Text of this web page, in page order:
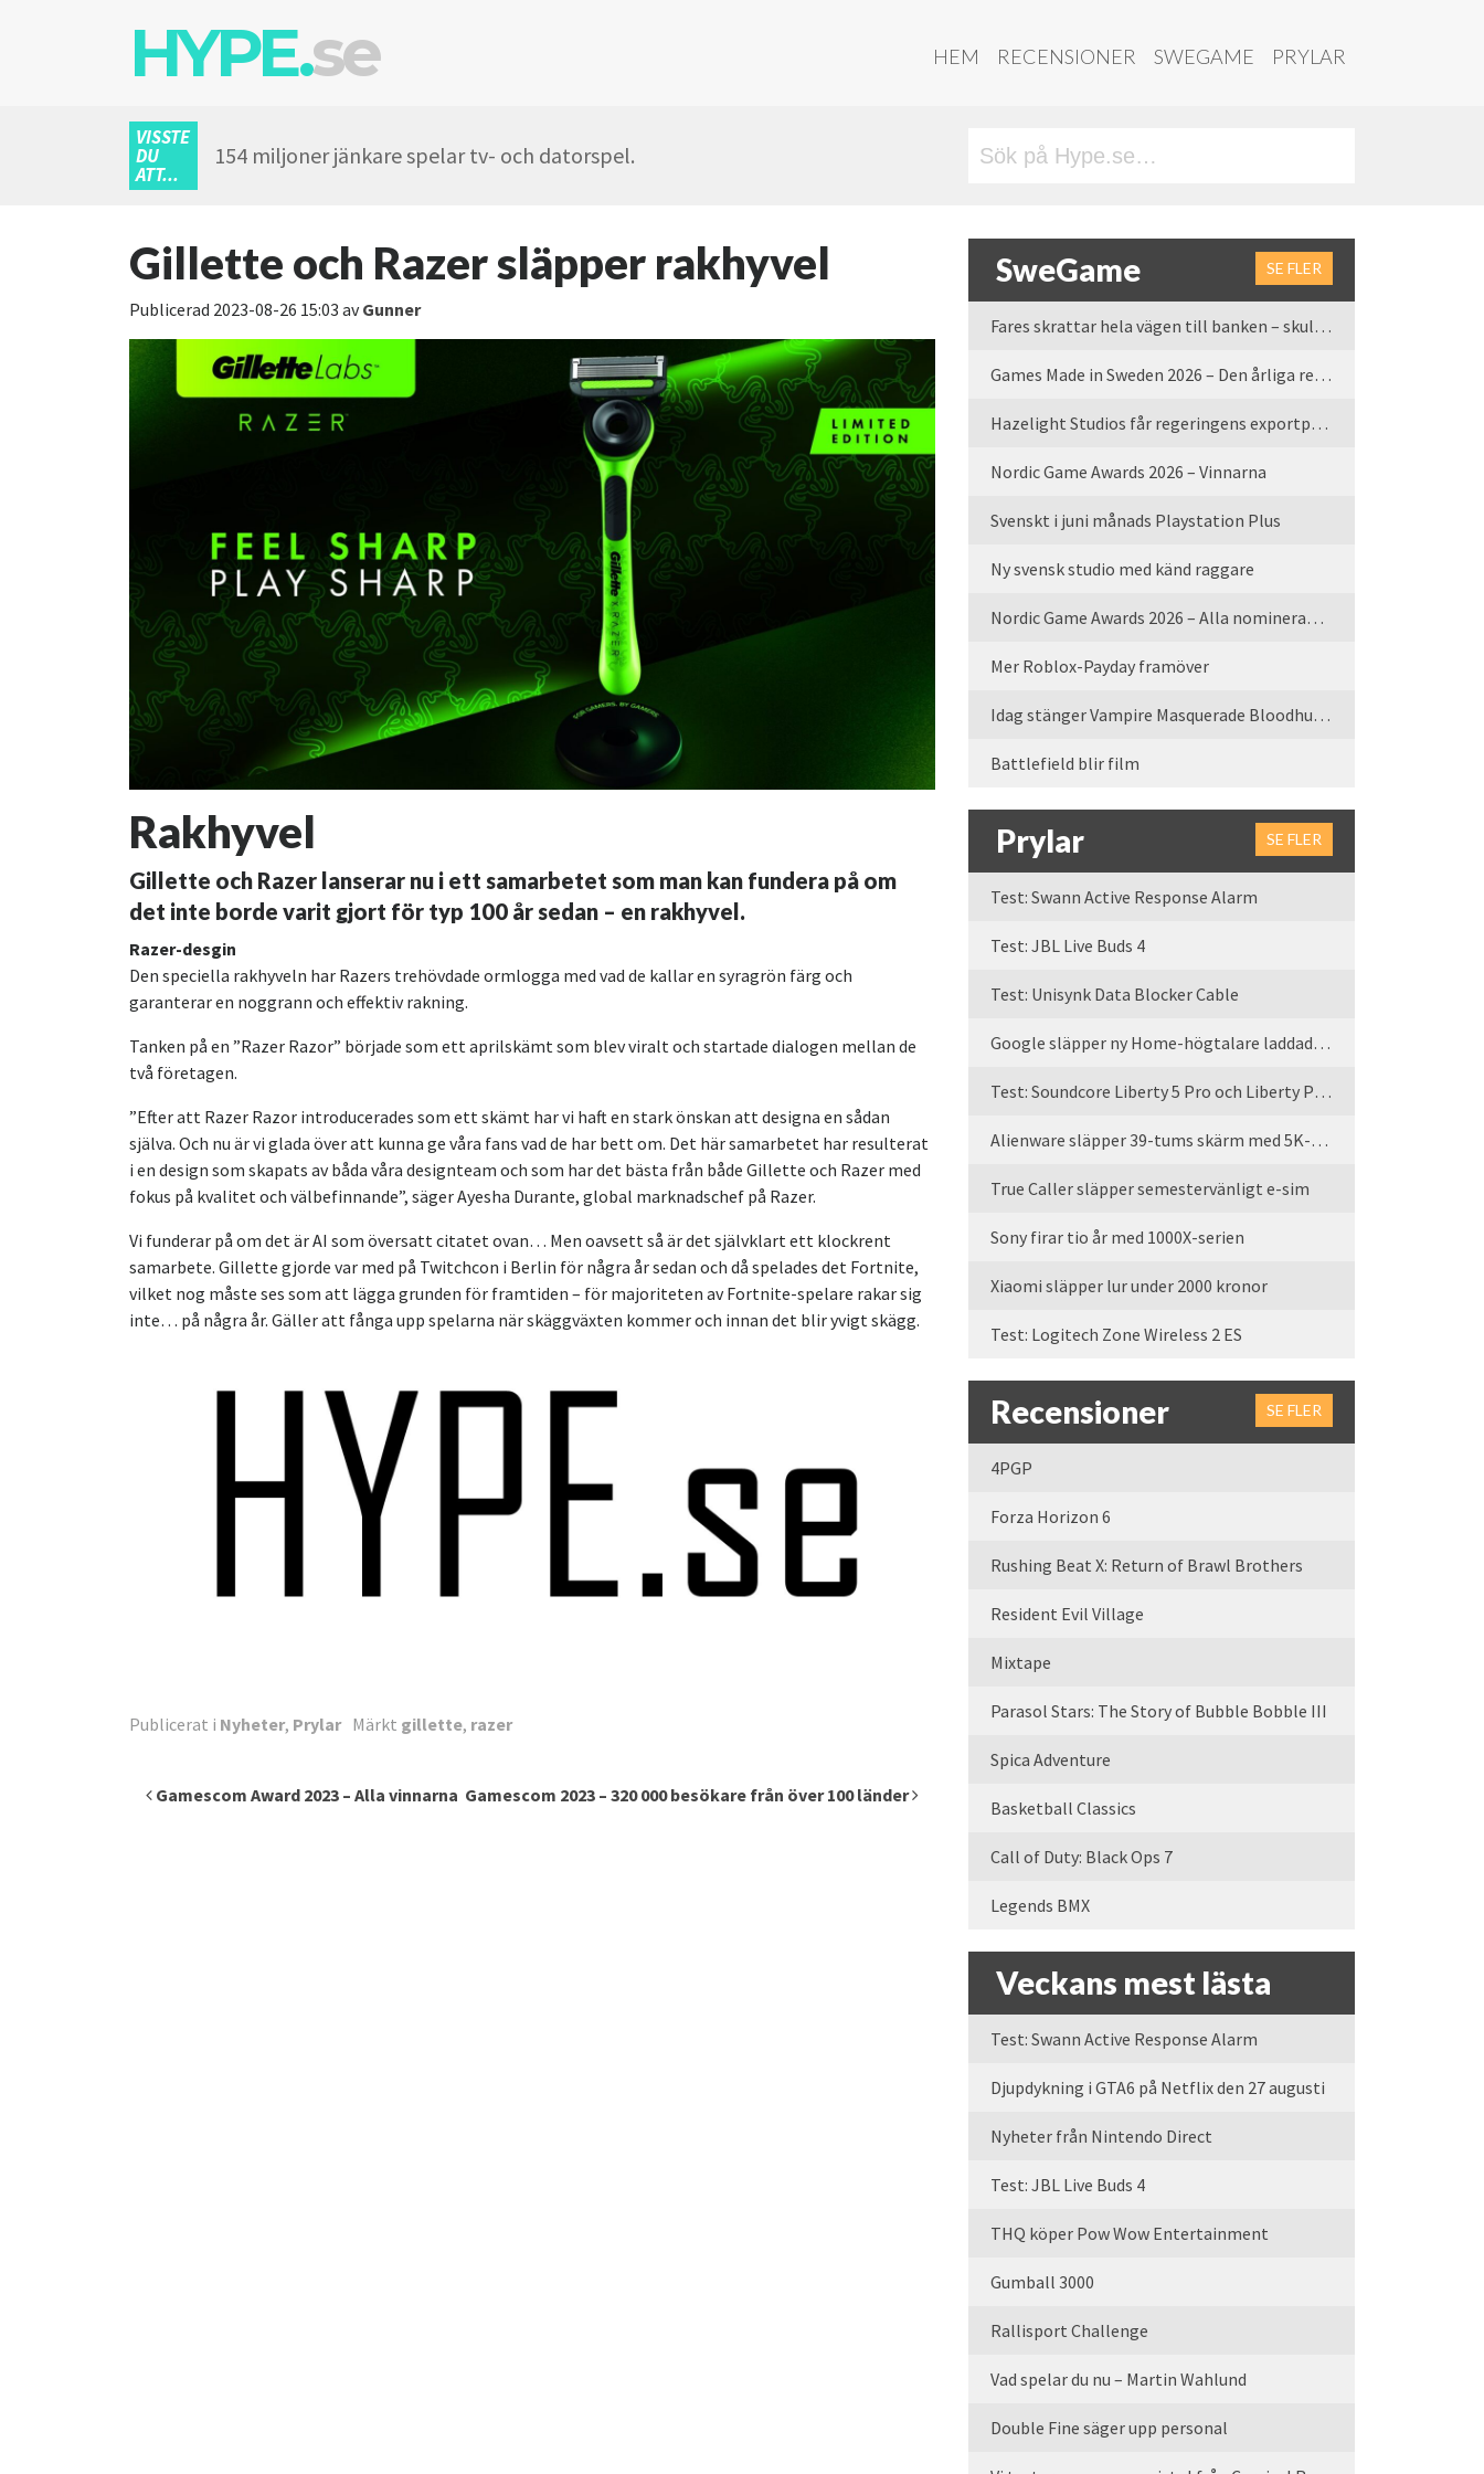
HYPE.se HEM RECENSIONER SWEGAME PRYLAR
VISSTE
DU
ATT...
154 miljoner jänkare spelar tv- och datorspel.
Gillette och Razer släpper rakhyvel
Publicerad 2023-08-26 15:03 avGunner
Rakhyvel
Gillette och Razer lanserar nu i ett samarbetet som man kan fundera på om
det inte borde varit gjort för typ 100 år sedan – en rakhyvel.
Razer-desgin
Den speciella rakhyveln har Razers trehövdade ormlogga med vad de kallar en syragrön färg och
garanterar en noggrann och effektiv rakning.
Tanken på en ”Razer Razor” började som ett aprilskämt som blev viralt och startade dialogen mellan de
två företagen.
”Efter att Razer Razor introducerades som ett skämt har vi haft en stark önskan att designa en sådan
själva. Och nu är vi glada över att kunna ge våra fans vad de har bett om. Det här samarbetet har resulterat
i en design som skapats av båda våra designteam och som har det bästa från både Gillette och Razer med
fokus på kvalitet och välbefinnande”, säger Ayesha Durante, global marknadschef på Razer.
Vi funderar på om det är AI som översatt citatet ovan… Men oavsett så är det självklart ett klockrent
samarbete. Gillette gjorde var med på Twitchcon i Berlin för några år sedan och då spelades det Fortnite,
vilket nog måste ses som att lägga grunden för framtiden – för majoriteten av Fortnite-spelare rakar sig
inte… på några år. Gäller att fånga upp spelarna när skäggväxten kommer och innan det blir yvigt skägg.
Publicerat i Nyheter, Prylar Märkt gillette, razer
Inläggsnavigering
Gamescom Award 2023 – Alla vinnarna Gamescom 2023 – 320 000 besökare från över 100 länder
SweGame SE FLER
Fares skrattar hela vägen till banken – skulle vi tro
Games Made in Sweden 2026 – Den årliga rean är tillbaka
Hazelight Studios får regeringens exportpris 2025
Nordic Game Awards 2026 – Vinnarna
Svenskt i juni månads Playstation Plus
Ny svensk studio med känd raggare
Nordic Game Awards 2026 – Alla nominerade spel
Mer Roblox-Payday framöver
Idag stänger Vampire Masquerade Bloodhunt servrarna
Battlefield blir film
Prylar SE FLER
Test: Swann Active Response Alarm
Test: JBL Live Buds 4
Test: Unisynk Data Blocker Cable
Google släpper ny Home-högtalare laddad med Gemini
Test: Soundcore Liberty 5 Pro och Liberty Pro Max
Alienware släpper 39-tums skärm med 5K-upplösning
True Caller släpper semestervänligt e-sim
Sony firar tio år med 1000X-serien
Xiaomi släpper lur under 2000 kronor
Test: Logitech Zone Wireless 2 ES
Recensioner SE FLER
4PGP
Forza Horizon 6
Rushing Beat X: Return of Brawl Brothers
Resident Evil Village
Mixtape
Parasol Stars: The Story of Bubble Bobble III
Spica Adventure
Basketball Classics
Call of Duty: Black Ops 7
Legends BMX
Veckans mest lästa
Test: Swann Active Response Alarm
Djupdykning i GTA6 på Netflix den 27 augusti
Nyheter från Nintendo Direct
Test: JBL Live Buds 4
THQ köper Pow Wow Entertainment
Gumball 3000
Rallisport Challenge
Vad spelar du nu – Martin Wahlund
Double Fine säger upp personal